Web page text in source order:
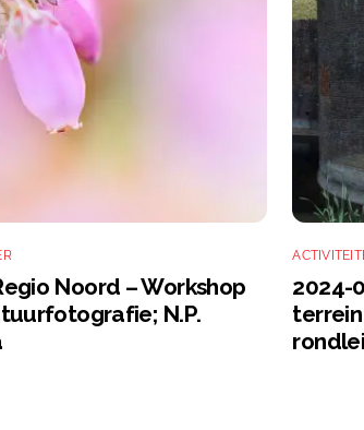
Noord – Workshop
N.P.
2024-